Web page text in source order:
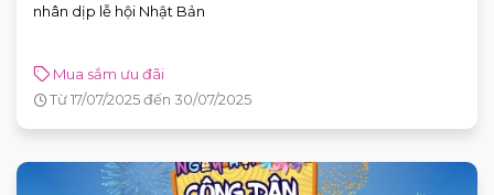
nhân dịp lễ hội Nhật Bản
Mua sắm ưu đãi
Từ 17/07/2025 đến 30/07/2025